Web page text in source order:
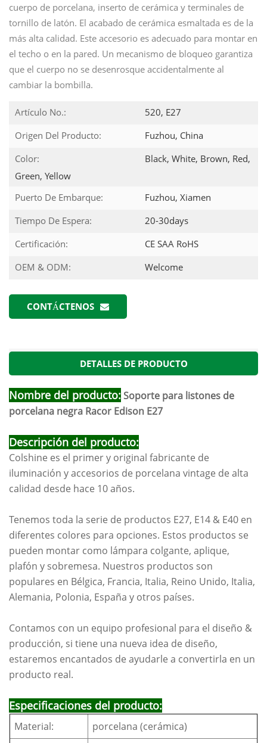
cuerpo de porcelana, inserto de cerámica y terminales de
tornillo de latón. El acabado de cerámica esmaltada es de la
más alta calidad. Este accesorio es adecuado para montar en
el techo o en la pared. Un mecanismo de bloqueo garantiza
que el cuerpo no se desenrosque accidentalmente al
cambiar la bombilla.
Artículo No.:
520, E27
Origen Del Producto:
Fuzhou, China
Color:
Black, White, Brown, Red,
Green, Yellow
Puerto De Embarque:
Fuzhou, Xiamen
Tiempo De Espera:
20-30days
Certificación:
CE SAA RoHS
OEM & ODM:
Welcome
CONTÁCTENOS
DETALLES DE PRODUCTO
Nombre del producto:Soporte para listones de
porcelana negra Racor Edison E27
Descripción del producto:
Colshine es el primer y original fabricante de
iluminación y accesorios de porcelana vintage de alta
calidad desde hace 10 años.
Tenemos toda la serie de productos E27, E14 & E40 en
diferentes colores para opciones. Estos productos se
pueden montar como lámpara colgante, aplique,
plafón y sobremesa. Nuestros productos son
populares en Bélgica, Francia, Italia, Reino Unido, Italia,
Alemania, Polonia, España y otros países.
Contamos con un equipo profesional para el diseño &
producción, si tiene una nueva idea de diseño,
estaremos encantados de ayudarle a convertirla en un
producto real.
Especificaciones del producto:
Material:
porcelana (cerámica)